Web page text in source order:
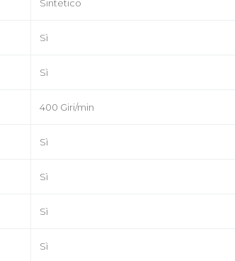
Sintetico
Sì
Sì
400 Giri/min
Sì
Sì
Sì
Sì